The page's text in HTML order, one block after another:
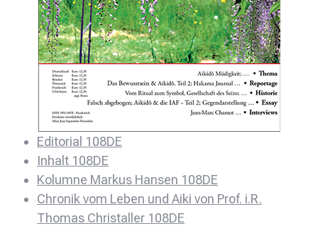
Editorial 108DE
Inhalt 108DE
Kolumne Markus Hansen 108DE
Chronik vom Leben und Aiki von Prof. i.R.
Thomas Christaller 108DE